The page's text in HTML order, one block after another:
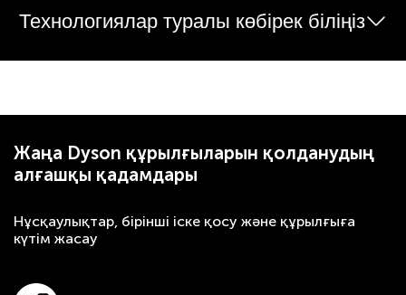
Технологиялар туралы көбірек біліңіз
Жаңа Dyson құрылғыларын қолданудың
алғашқы қадамдары
Нұсқаулықтар, бірінші іске қосу және құрылғыға
күтім жасау